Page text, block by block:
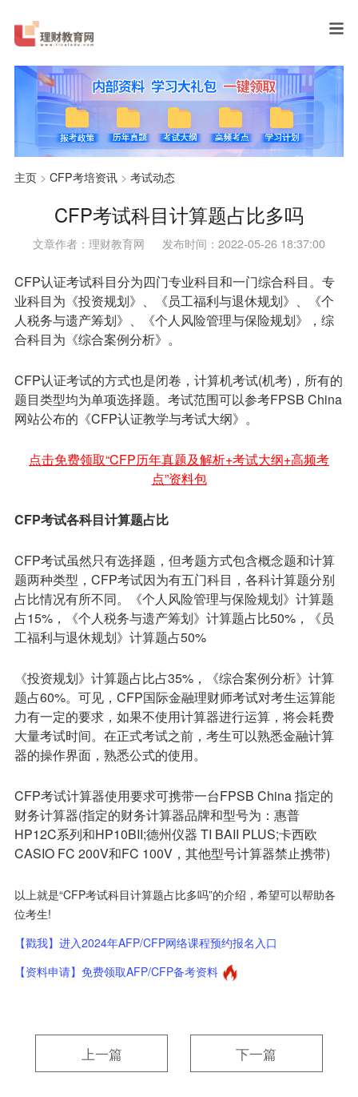
主页> CFP考培资讯> 考试动态
CFP考试科目计算题占比多吗
文章作者：理财教育网 发布时间：2022-05-26 18:37:00
CFP认证考试科目分为四门专业科目和一门综合科目。专
业科目为《投资规划》、《员工福利与退休规划》、《个
人税务与遗产筹划》、《个人风险管理与保险规划》，综
合科目为《综合案例分析》。
CFP认证考试的方式也是闭卷，计算机考试(机考)，所有的
题目类型均为单项选择题。考试范围可以参考FPSB China
网站公布的《CFP认证教学与考试大纲》。
点击免费领取“CFP历年真题及解析+考试大纲+高频考
点”资料包
CFP考试各科目计算题占比
CFP考试虽然只有选择题，但考题方式包含概念题和计算
题两种类型，CFP考试因为有五门科目，各科计算题分别
占比情况有所不同。《个人风险管理与保险规划》计算题
占15%，《个人税务与遗产筹划》计算题占比50%，《员
工福利与退休规划》计算题占50%
《投资规划》计算题占比占35%，《综合案例分析》计算
题占60%。可见，CFP国际金融理财师考试对考生运算能
力有一定的要求，如果不使用计算器进行运算，将会耗费
大量考试时间。在正式考试之前，考生可以熟悉金融计算
器的操作界面，熟悉公式的使用。
CFP考试计算器使用要求可携带一台FPSB China 指定的
财务计算器(指定的财务计算器品牌和型号为：惠普
HP12C系列和HP10BII;德州仪器 TI BAII PLUS;卡西欧
CASIO FC 200V和FC 100V，其他型号计算器禁止携带)
以上就是“CFP考试科目计算题占比多吗”的介绍，希望可以帮助各
位考生!
【戳我】进入2024年AFP/CFP网络课程预约报名入口
【资料申请】免费领取AFP/CFP备考资料
上一篇 下一篇